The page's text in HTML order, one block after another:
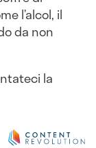
l’alcol, il
da non
la